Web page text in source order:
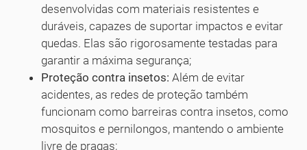
desenvolvidas com materiais resistentes e
duráveis, capazes de suportar impactos e evitar
quedas. Elas são rigorosamente testadas para
garantir a máxima segurança;
Proteção contra insetos: Além de evitar
acidentes, as redes de proteção também
funcionam como barreiras contra insetos, como
mosquitos e pernilongos, mantendo o ambiente
livre de pragas;